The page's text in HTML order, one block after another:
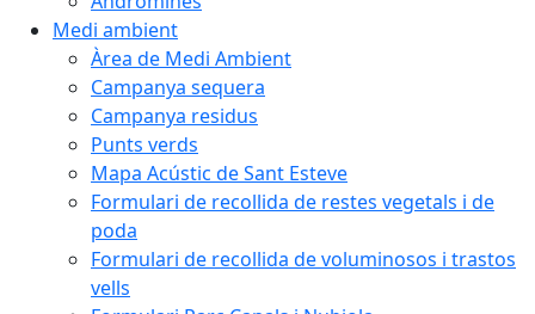
Medi ambient
Àrea de Medi Ambient
Campanya sequera
Campanya residus
Punts verds
Mapa Acústic de Sant Esteve
Formulari de recollida de restes vegetals i de
poda
Formulari de recollida de voluminosos i trastos
vells